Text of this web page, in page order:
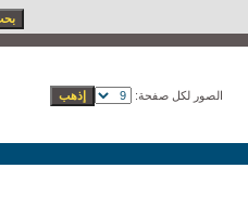
الصور لكل صفحة: